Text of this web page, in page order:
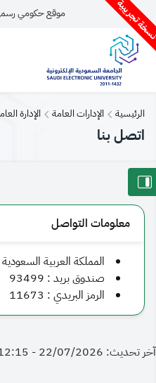
تجريبية موقع حكومي
الرئيسية الإدارات العامة الإدارة
اتصل بنا
معلومات التواصل
​​​​​​​​​​​​​​​​​​​​​​​​​​​المملكة العربية
صندوق بريد : 93499
الرمز البريدي : 11673
آخر تحديث: 22/07/2026 - 12:15